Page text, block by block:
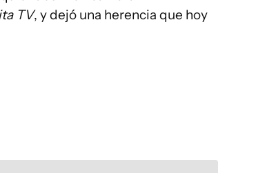
TV, y dejó una herencia que hoy